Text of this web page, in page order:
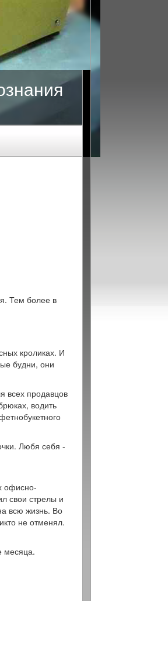
Тем более в
кроликах. И
будни, они
всех продавцов
водить
Любя себя -
офисно-
свои стрелы и
всю жизнь. Во
не отменял.
месяца.